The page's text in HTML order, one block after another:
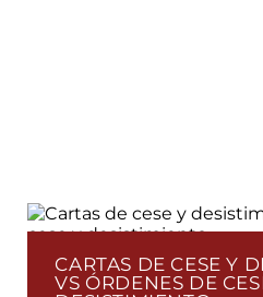
CARTAS DE CESE Y
VS ÓRDENES DE